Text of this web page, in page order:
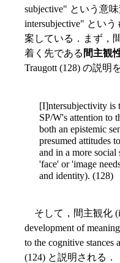
subjective" という意
intersubjective" とい
案している．まず，
着く先である 間主観
Traugott (128) の説明
[I]ntersubjectivity is
SP/W's attention to
both an epistemic
presumed attitudes
and in a more social
'face' or 'image
and identity). (128)
そして，間主観化
development of
to the cognitive stances
(124) と説明される．